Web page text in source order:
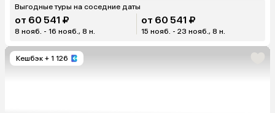
Выгодные туры на соседние даты
от 60 541 ₽
8 нояб. - 16 нояб., 8 н.
от 60 541 ₽
15 нояб. - 23 нояб., 8 н.
Кешбэк + 1 126